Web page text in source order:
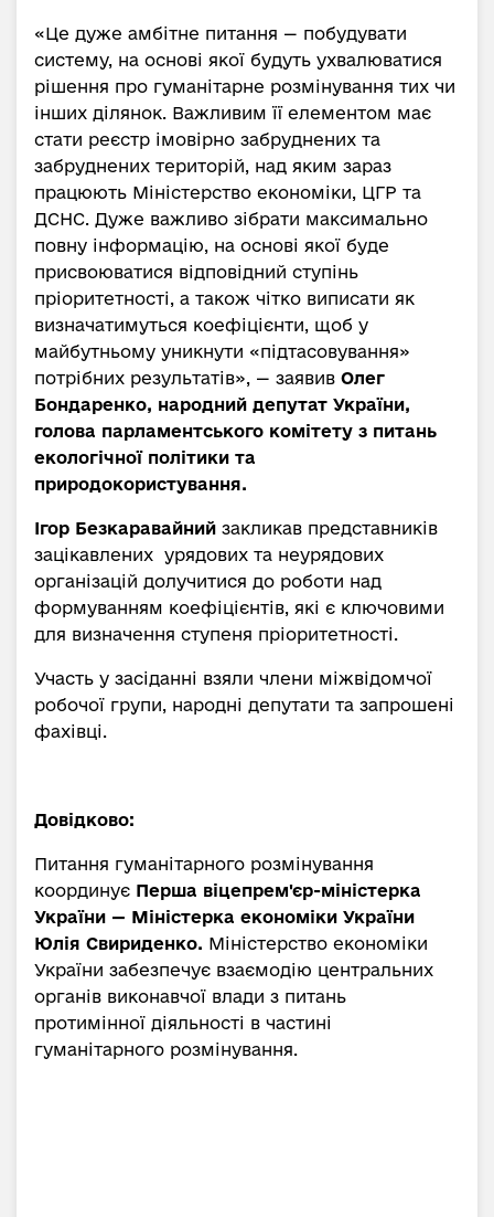
«Це дуже амбітне питання — побудувати
систему, на основі якої будуть ухвалюватися
рішення про гуманітарне розмінування тих чи
інших ділянок. Важливим її елементом має
стати реєстр імовірно забруднених та
забруднених територій, над яким зараз
працюють Міністерство економіки, ЦГР та
ДСНС. Дуже важливо зібрати максимально
повну інформацію, на основі якої буде
присвоюватися відповідний ступінь
пріоритетності, а також чітко виписати як
визначатимуться коефіцієнти, щоб у
майбутньому уникнути «підтасовування»
потрібних результатів», — заявив Олег
Бондаренко, народний депутат України,
голова парламентського комітету з питань
екологічної політики та
природокористування.
Ігор Безкаравайний закликав представників
зацікавлених урядових та неурядових
організацій долучитися до роботи над
формуванням коефіцієнтів, які є ключовими
для визначення ступеня пріоритетності.
Участь у засіданні взяли члени міжвідомчої
робочої групи, народні депутати та запрошені
фахівці.
Довідково:
Питання гуманітарного розмінування
координує Перша віцепрем'єр-міністерка
України — Міністерка економіки України
Юлія Свириденко. Міністерство економіки
України забезпечує взаємодію центральних
органів виконавчої влади з питань
протимінної діяльності в частині
гуманітарного розмінування.